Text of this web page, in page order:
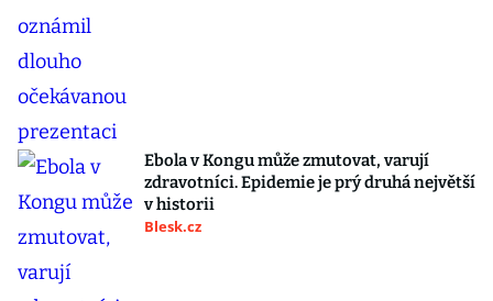
Ebola v Kongu může zmutovat, varují
zdravotníci. Epidemie je prý druhá největší
v historii
Blesk.cz